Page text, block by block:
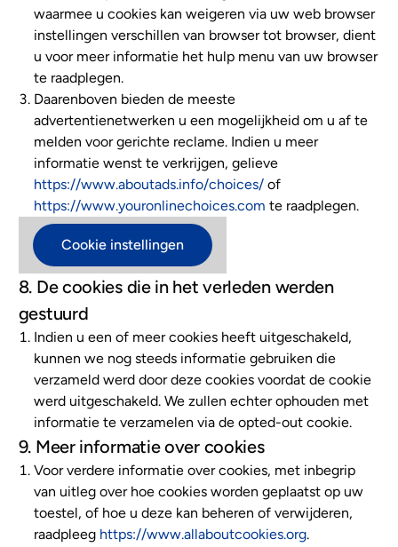
waarmee u cookies kan weigeren via uw web browser
instellingen verschillen van browser tot browser, dient
u voor meer informatie het hulp menu van uw browser
te raadplegen.
Daarenboven bieden de meeste
advertentienetwerken u een mogelijkheid om u af te
melden voor gerichte reclame. Indien u meer
informatie wenst te verkrijgen, gelieve
https://www.aboutads.info/choices/ of
https://www.youronlinechoices.com te raadplegen.
Cookie instellingen
8. De cookies die in het verleden werden
gestuurd
Indien u een of meer cookies heeft uitgeschakeld,
kunnen we nog steeds informatie gebruiken die
verzameld werd door deze cookies voordat de cookie
werd uitgeschakeld. We zullen echter ophouden met
informatie te verzamelen via de opted-out cookie.
9. Meer informatie over cookies
Voor verdere informatie over cookies, met inbegrip
van uitleg over hoe cookies worden geplaatst op uw
toestel, of hoe u deze kan beheren of verwijderen,
raadpleeg https://www.allaboutcookies.org.